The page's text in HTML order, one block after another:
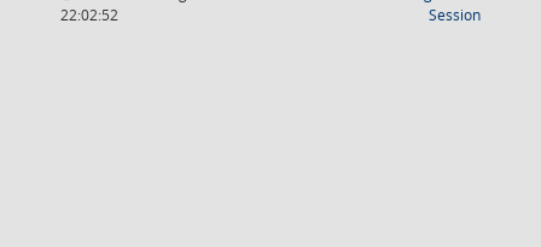
22:02:52
Session(Wird in